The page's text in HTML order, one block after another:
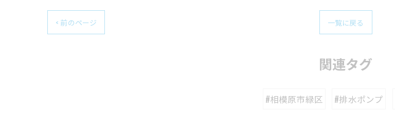
< 前のページ 一覧に戻る
関連タグ
#相模原市緑区 #排水ポンプ